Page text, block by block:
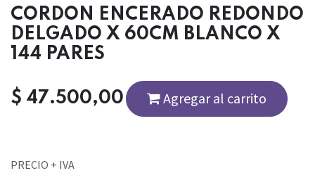
CORDON ENCERADO REDONDO
DELGADO X 60CM BLANCO X
144 PARES
$ 47.500,00 Agregar al carrito
PRECIO + IVA